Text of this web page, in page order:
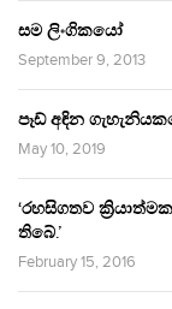
සම ලිංගිකයෝ
September 9, 2013
පෑඩ් අඳින
May 10, 2019
‘රහසිගතව
තිබේ.’
February 15, 2016